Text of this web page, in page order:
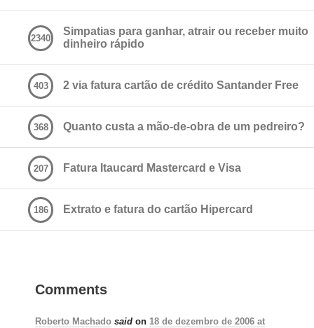
Simpatias para ganhar, atrair ou receber muito
dinheiro rápido
2340
2 via fatura cartão de crédito Santander Free
403
Quanto custa a mão-de-obra de um pedreiro?
368
Fatura Itaucard Mastercard e Visa
207
Extrato e fatura do cartão Hipercard
186
Comments
Roberto Machado said on 18 de dezembro de 2006 at